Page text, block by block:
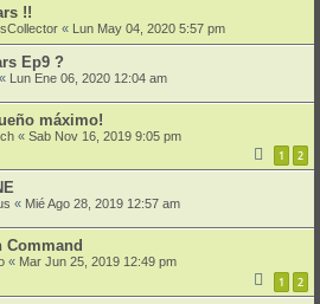
!!
« Lun May 04, 2020 5:57 pm
Ep9 ?
« Lun Ene 06, 2020 12:04 am
máximo!
« Sab Nov 16, 2019 9:05 pm
1 2
« Mié Ago 28, 2019 12:57 am
Command
« Mar Jun 25, 2019 12:49 pm
1 2